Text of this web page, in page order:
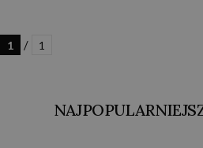
1 / 1